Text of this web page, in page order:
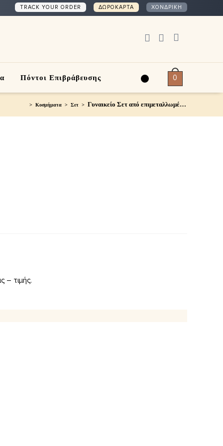
TRACK YOUR ORDER ΔΩΡΟΚΑΡΤΑ ΧΟΝΔΡΙΚΗ
Πόντοι Επιβράβευσης 0
> Κοσμήματα > Σετ > Γυναικείο Σετ από επιμεταλλωμένο ορείχαλκο | ms90405
– τιμής.